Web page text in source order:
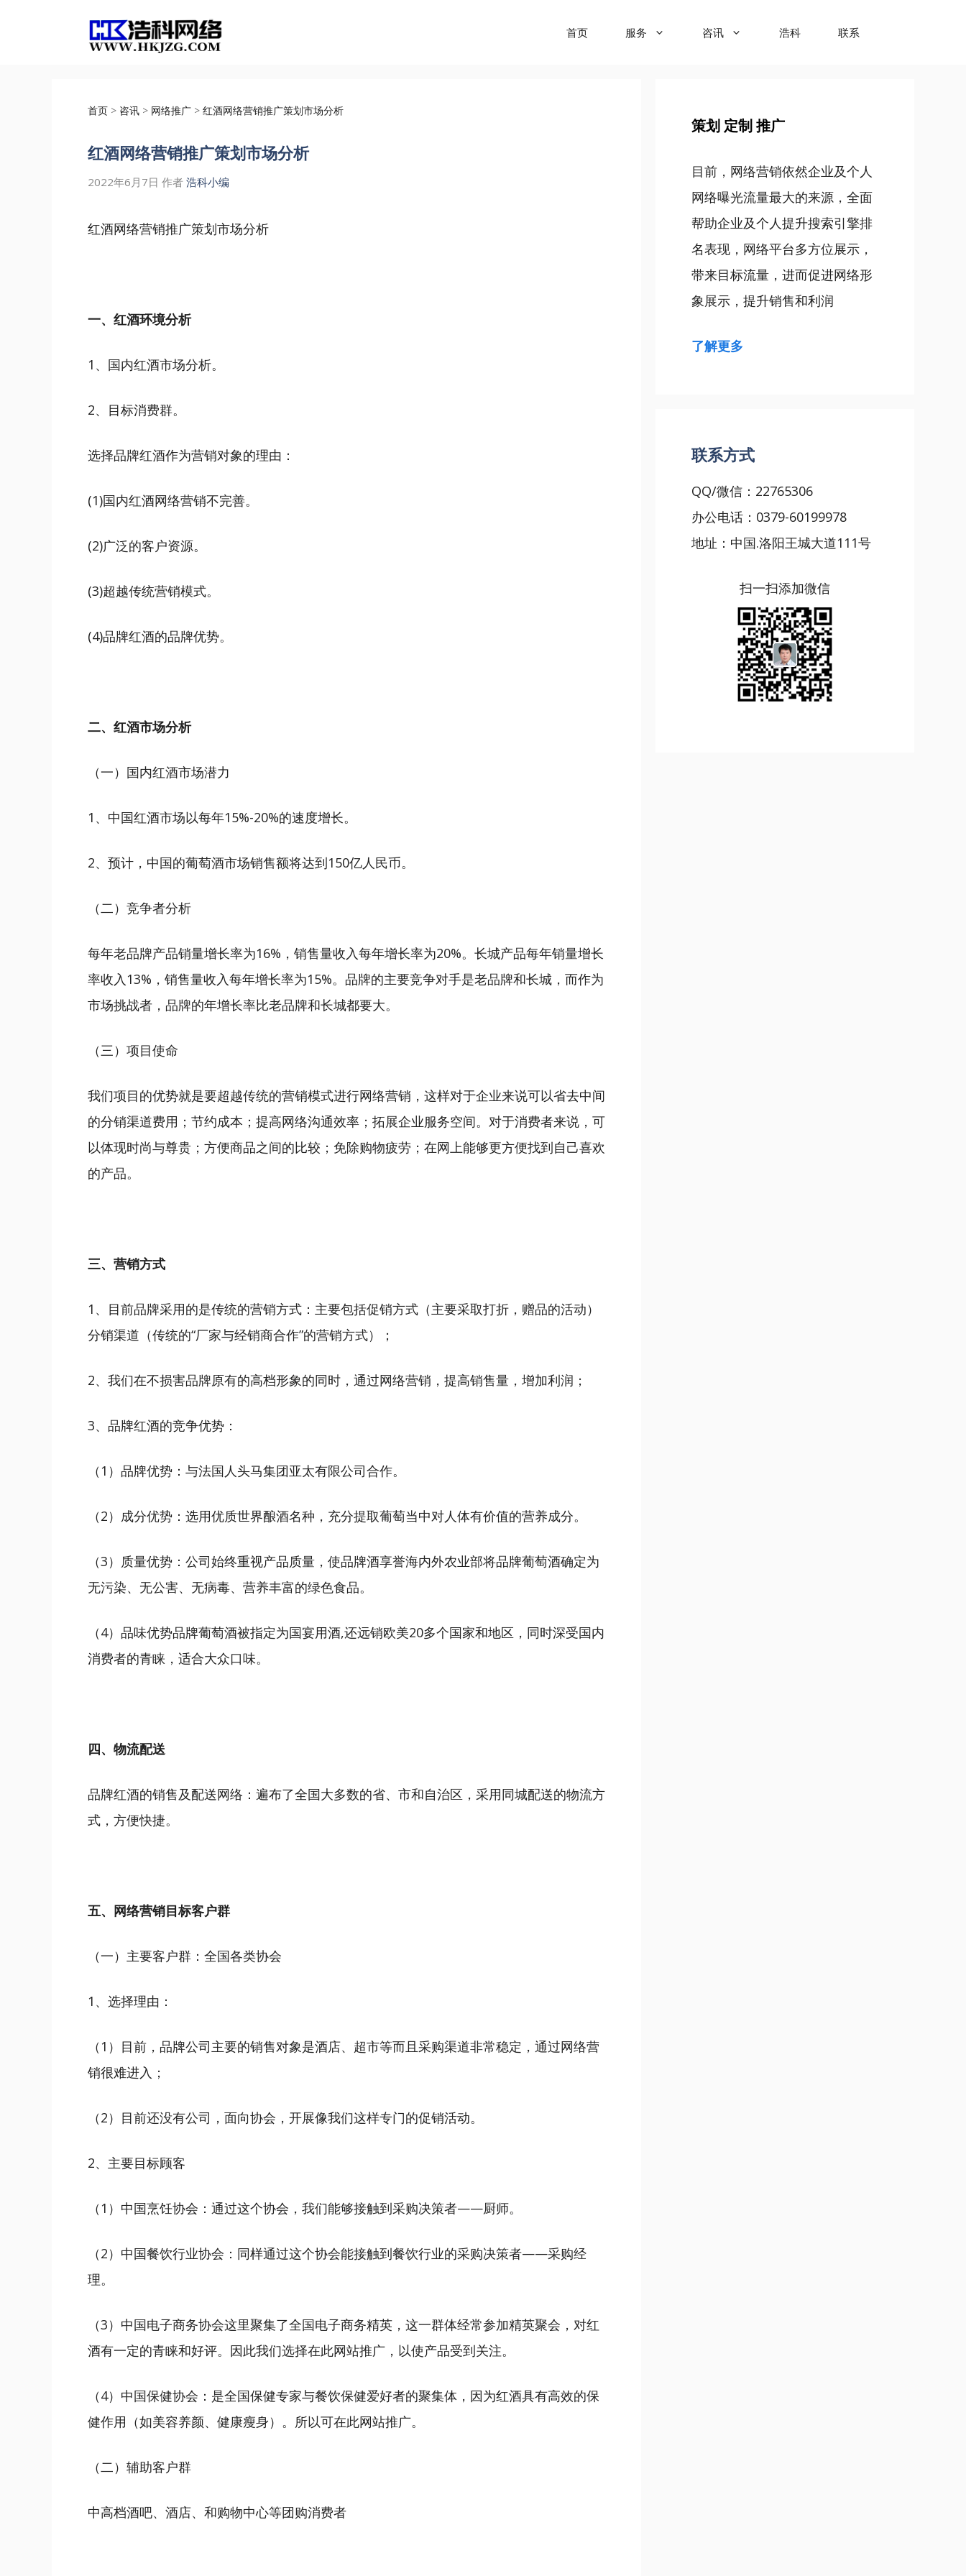
首页 服务 咨讯 浩科 联系
首页 > 咨讯 > 网络推广 > 红酒网络营销推广策划市场分析
红酒网络营销推广策划市场分析
2022年6月7日 作者 浩科小编
红酒网络营销推广策划市场分析
一、红酒环境分析
1、国内红酒市场分析。
2、目标消费群。
选择品牌红酒作为营销对象的理由：
(1)国内红酒网络营销不完善。
(2)广泛的客户资源。
(3)超越传统营销模式。
(4)品牌红酒的品牌优势。
二、红酒市场分析
（一）国内红酒市场潜力
1、中国红酒市场以每年15%-20%的速度增长。
2、预计，中国的葡萄酒市场销售额将达到150亿人民币。
（二）竞争者分析
每年老品牌产品销量增长率为16%，销售量收入每年增长率为20%。长城产品每年销量增长
率收入13%，销售量收入每年增长率为15%。品牌的主要竞争对手是老品牌和长城，而作为
市场挑战者，品牌的年增长率比老品牌和长城都要大。
（三）项目使命
我们项目的优势就是要超越传统的营销模式进行网络营销，这样对于企业来说可以省去中间
的分销渠道费用；节约成本；提高网络沟通效率；拓展企业服务空间。对于消费者来说，可
以体现时尚与尊贵；方便商品之间的比较；免除购物疲劳；在网上能够更方便找到自己喜欢
的产品。
三、营销方式
1、目前品牌采用的是传统的营销方式：主要包括促销方式（主要采取打折，赠品的活动）
分销渠道（传统的“厂家与经销商合作”的营销方式）；
2、我们在不损害品牌原有的高档形象的同时，通过网络营销，提高销售量，增加利润；
3、品牌红酒的竞争优势：
（1）品牌优势：与法国人头马集团亚太有限公司合作。
（2）成分优势：选用优质世界酿酒名种，充分提取葡萄当中对人体有价值的营养成分。
（3）质量优势：公司始终重视产品质量，使品牌酒享誉海内外农业部将品牌葡萄酒确定为
无污染、无公害、无病毒、营养丰富的绿色食品。
（4）品味优势品牌葡萄酒被指定为国宴用酒,还远销欧美20多个国家和地区，同时深受国内
消费者的青睐，适合大众口味。
四、物流配送
品牌红酒的销售及配送网络：遍布了全国大多数的省、市和自治区，采用同城配送的物流方
式，方便快捷。
五、网络营销目标客户群
（一）主要客户群：全国各类协会
1、选择理由：
（1）目前，品牌公司主要的销售对象是酒店、超市等而且采购渠道非常稳定，通过网络营
销很难进入；
（2）目前还没有公司，面向协会，开展像我们这样专门的促销活动。
2、主要目标顾客
（1）中国烹饪协会：通过这个协会，我们能够接触到采购决策者——厨师。
（2）中国餐饮行业协会：同样通过这个协会能接触到餐饮行业的采购决策者——采购经
理。
（3）中国电子商务协会这里聚集了全国电子商务精英，这一群体经常参加精英聚会，对红
酒有一定的青睐和好评。因此我们选择在此网站推广，以使产品受到关注。
（4）中国保健协会：是全国保健专家与餐饮保健爱好者的聚集体，因为红酒具有高效的保
健作用（如美容养颜、健康瘦身）。所以可在此网站推广。
（二）辅助客户群
中高档酒吧、酒店、和购物中心等团购消费者
策划 定制 推广
目前，网络营销依然企业及个人
网络曝光流量最大的来源，全面
帮助企业及个人提升搜索引擎排
名表现，网络平台多方位展示，
带来目标流量，进而促进网络形
象展示，提升销售和利润
了解更多
联系方式
QQ/微信：22765306
办公电话：0379-60199978
地址：中国.洛阳王城大道111号
扫一扫添加微信